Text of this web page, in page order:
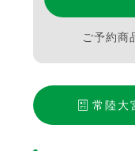
ご予約商
常陸大